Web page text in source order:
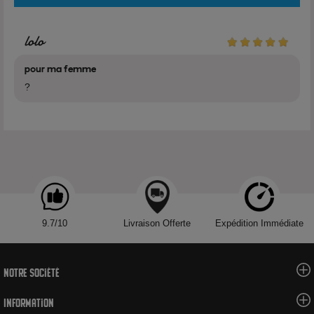
lolo
pour ma femme
?
9.7/10 Livraison Offerte Expédition Immédiate
Notre société
Information